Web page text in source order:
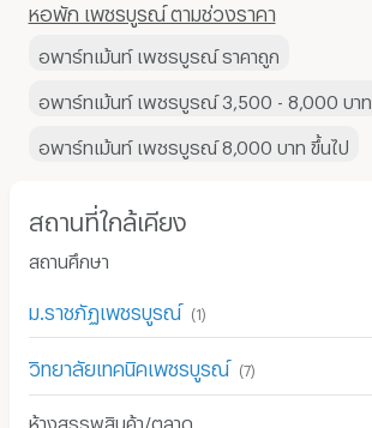
หอพัก เพชรบูรณ์ ตามช่วงราคา
อพาร์ทเม้นท์ เพชรบูรณ์ ราคาถูก
อพาร์ทเม้นท์ เพชรบูรณ์ 3,500 - 8,000 บาท
อพาร์ทเม้นท์ เพชรบูรณ์ 8,000 บาท ขึ้นไป
สถานที่ใกล้เคียง
สถานศึกษา
ม.ราชภัฏเพชรบูรณ์ (1)
วิทยาลัยเทคนิคเพชรบูรณ์ (7)
ห้างสรรพสินค้า/ตลาด